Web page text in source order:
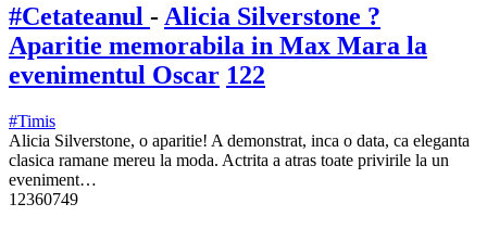
#Cetateanul - Alicia Silverstone ?
Aparitie memorabila in Max Mara la
evenimentul Oscar 122
#Timis
Alicia Silverstone, o aparitie! A demonstrat, inca o data, ca eleganta
clasica ramane mereu la moda. Actrita a atras toate privirile la un
eveniment…
12360749